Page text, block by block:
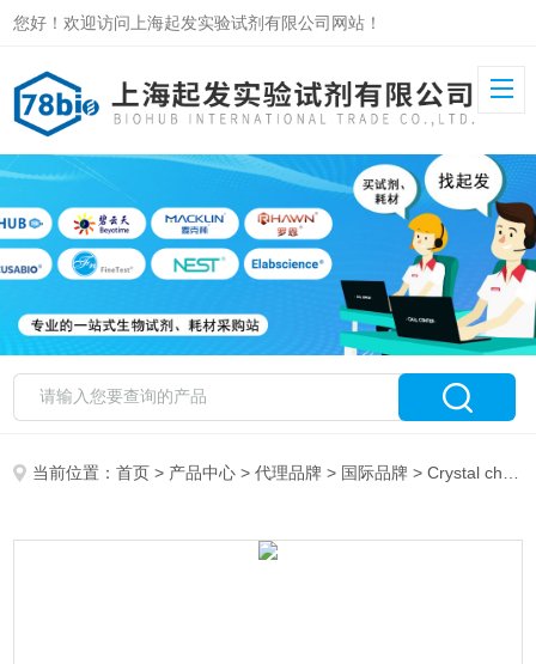
您好！欢迎访问上海起发实验试剂有限公司网站！
当前位置：首页 > 产品中心 >代理品牌 > 国际品牌 > Crystal chem特约总代理